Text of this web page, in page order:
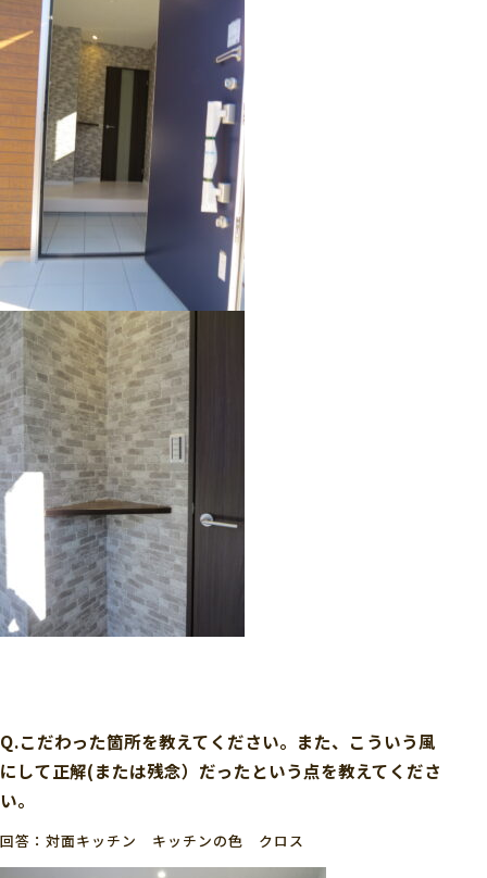
Q.こだわった箇所を教えてください。また、こういう風
にして正解(または残念）だったという点を教えてくださ
い。
回答：対面キッチン キッチンの色 クロス